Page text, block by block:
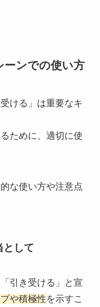
ーンでの使い方
ける」は重要なキ
ために、適切に使
な使い方や注意点
として
引き受ける」と宣
や積極性を示すこ